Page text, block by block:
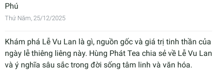
Phú
Thứ Năm, 25/12/2025
Khám phá Lễ Vu Lan là gì, nguồn gốc và giá trị tinh thần của
ngày lễ thiêng liêng này. Hùng Phát Tea chia sẻ về Lễ Vu Lan
và ý nghĩa sâu sắc trong đời sống tâm linh và văn hóa.